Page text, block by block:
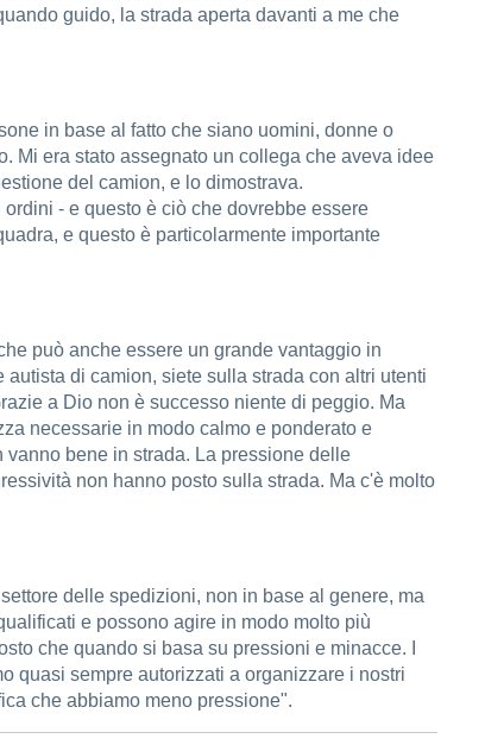
guido, la strada aperta davanti a me che
in base al fatto che siano uomini, donne o
Mi era stato assegnato un collega che aveva idee
del camion, e lo dimostrava.
- e questo è ciò che dovrebbe essere
e questo è particolarmente importante
può anche essere un grande vantaggio in
di camion, siete sulla strada con altri utenti
a Dio non è successo niente di peggio. Ma
necessarie in modo calmo e ponderato e
bene in strada. La pressione delle
non hanno posto sulla strada. Ma c'è molto
delle spedizioni, non in base al genere, ma
e possono agire in modo molto più
che quando si basa su pressioni e minacce. I
quasi sempre autorizzati a organizzare i nostri
che abbiamo meno pressione".